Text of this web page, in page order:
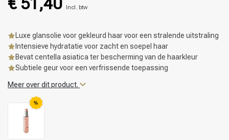
Incl. btw
Luxe glansolie voor gekleurd haar voor een stralende uitstraling
Intensieve hydratatie voor zacht en soepel haar
Bevat centella asiatica ter bescherming van de haarkleur
Subtiele geur voor een verfrissende toepassing
Meer over dit product.
%